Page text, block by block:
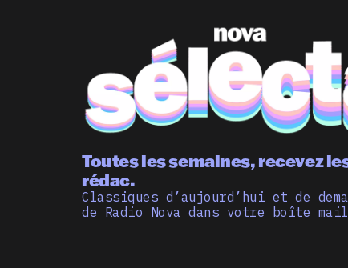
Toutes les semaines, recevez
rédac.
Classiques d’aujourd’hui et de
de Radio Nova dans votre boîte